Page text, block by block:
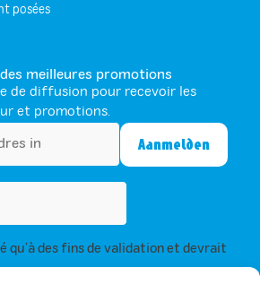
posées
meilleures promotions
de diffusion pour recevoir les
et promotions.
qu’à des fins de validation et devrait